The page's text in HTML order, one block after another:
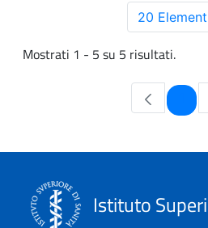
20
Mostrati 1 - 5 su 5 risultati.
Istituto